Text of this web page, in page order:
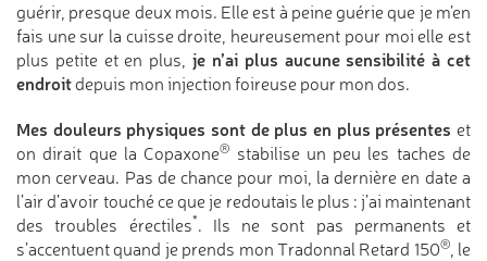
guérir, presque deux mois. Elle est à peine guérie que je m’en
fais une sur la cuisse droite, heureusement pour moi elle est
plus petite et en plus,je n’ai plus aucune sensibilité à cet
endroitdepuis mon injection foireuse pour mon dos.
Mes douleurs physiques sont de plus en plus présentes et
on dirait que la Copaxone® stabilise un peu les taches de
mon cerveau. Pas de chance pour moi, la dernière en date a
l’air d’avoir touché ce que je redoutais le plus : j’ai maintenant
des troubles érectiles*. Ils ne sont pas permanents et
s’accentuent quand je prends mon Tradonnal Retard 150®, le